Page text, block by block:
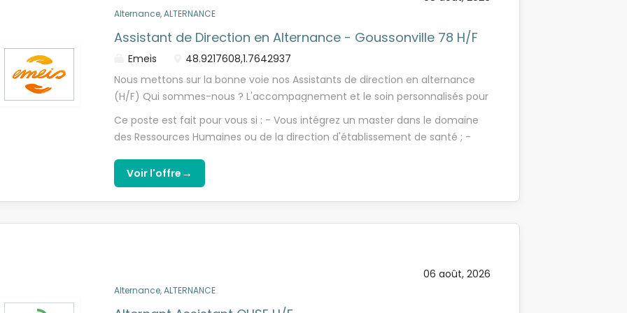
Alternance, ALTERNANCE
Assistant de Direction en Alternance - Goussonville 78 H/F
Emeis
48.9217608,1.7642937
Nous mettons sur la bonne voie nos Assistants de direction en alternance
(H/F) Qui sommes-nous ? L'accompagnement et le soin personnalisés pour
chaque personne fragilisée Nous sommes 83 500médecins, infirmier.ère.s,
aides-soignant.e.s, auxiliaires de vie, rééducateur.trice.s, psychologues,
auprès des plus fragiles : · Au sein de nos maisons de retraite (EHPAD) · Au
sein de nos cliniques de soins médicaux et de réadaptation · Au sein de nos
(médical, psychique, humain et social) car chaque résident.e, patient.e et
bénéficiaire est unique. Chez emeis, nous sommes...
Ce poste est fait pour vous si : - Vous intégrez un master dans le domaine
des Ressources Humaines ou de la direction d'établissement de santé ; -
l'accompagnement des plus fragiles ; - Vous disposez de qualités
relationnelles, d'adaptation, d'écoute ; - Vous avez envie d'apprendre et
d'avancer à nos côtés.
Voir l'offre →
06 août, 2026
Alternance, ALTERNANCE